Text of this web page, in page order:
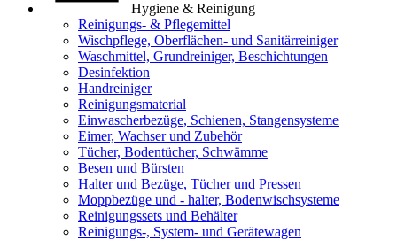
Hygiene & Reinigung
Reinigungs- & Pflegemittel
Wischpflege, Oberflächen- und Sanitärreiniger
Waschmittel, Grundreiniger, Beschichtungen
Desinfektion
Handreiniger
Reinigungsmaterial
Einwascherbezüge, Schienen, Stangensysteme
Eimer, Wachser und Zubehör
Tücher, Bodentücher, Schwämme
Besen und Bürsten
Halter und Bezüge, Tücher und Pressen
Moppbezüge und - halter, Bodenwischsysteme
Reinigungssets und Behälter
Reinigungs-, System- und Gerätewagen